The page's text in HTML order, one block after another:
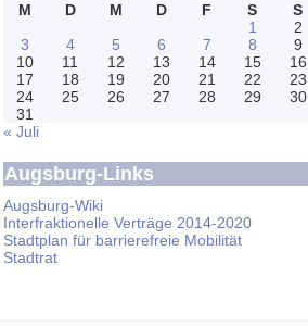
M
D M D F S
S
1
2
3
4 5 6 7 8
9
10
11 12 13 14 15
16
17
18 19 20 21 22
23
24
25 26 27 28 29
30
31
« Juli
Augsburg-Links
Augsburg-Wiki
Interfraktionelle Verträge 2014-2020
Stadtplan für barrierefreie Mobilität
Stadtrat